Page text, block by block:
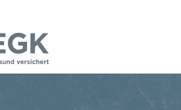
Wonach suchen Sie?